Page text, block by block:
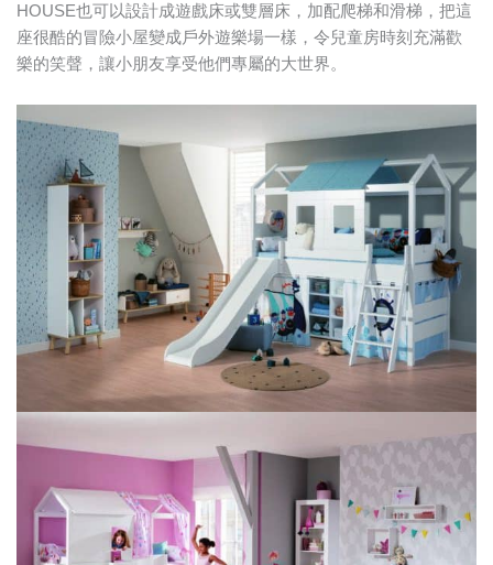
HOUSE也可以設計成遊戲床或雙層床，加配爬梯和滑梯，把這
座很酷的冒險小屋變成戶外遊樂場一樣，令兒童房時刻充滿歡
樂的笑聲，讓小朋友享受他們專屬的大世界。